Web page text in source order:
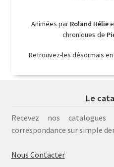
Animées par Roland Hélie
chroniques de
Retrouvez-les désormais
Le
Recevez nos
correspondance sur simple
Nous Contacter